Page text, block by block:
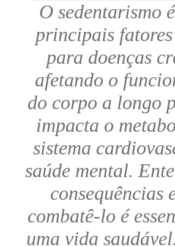
O sedentarismo
principais
para doenças
afetando o
do corpo a longo
impacta o
sistema
saúde mental.
consequências
combatê-lo é
uma vida